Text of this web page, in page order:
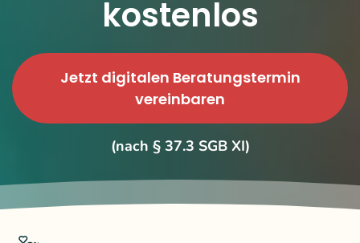
kostenlos
Jetzt digitalen Beratungstermin
vereinbaren
(nach § 37.3 SGB XI)